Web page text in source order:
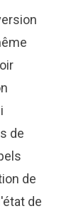
de
de
de